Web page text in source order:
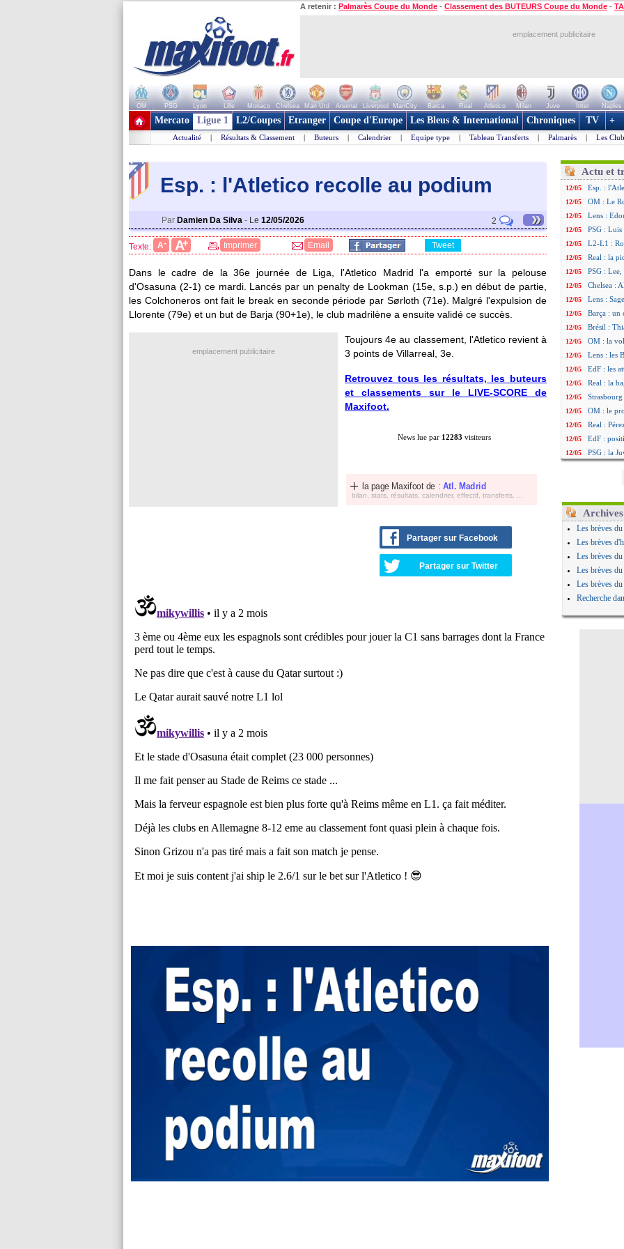
A retenir : Palmarès Coupe du Monde - Classement des BUTEURS Coupe du Monde -
emplacement publicitaire
OM PSG Lyon Lille Monaco Chelsea Man Utd Arsenal Liverpool ManCity Barca Real Atletico Milan Juve Inter Naples
+ de clubs
Mercato Ligue 1 L2/Coupes Etranger Coupe d'Europe Les Bleus & International Chroniques TV +
Actualité | Résultats & Classement | Buteurs | Calendrier | Equipe type | Tableau Transferts | Palmarès | Les
Esp. : l'Atletico recolle au podium
Par Damien Da Silva - Le 12/05/2026 2 »
Texte: A- A+ Imprimer Email Tweet
Dans le cadre de la 36e journée de Liga, l'Atletico Madrid l'a emporté sur la pelouse
d'Osasuna (2-1) ce mardi. Lancés par un penalty de Lookman (15e, s.p.) en début de partie,
les Colchoneros ont fait le break en seconde période par Sørloth (71e). Malgré l'expulsion de
Llorente (79e) et un but de Barja (90+1e), le club madrilène a ensuite validé ce succès.
emplacement publicitaire
Toujours 4e au classement, l'Atletico revient à
3 points de Villarreal, 3e.
Retrouvez tous les résultats, les buteurs
et classements sur le LIVE-SCORE de
Maxifoot.
News lue par 12283 visiteurs
la page Maxifoot de : Atl. Madrid
bilan, stats, résultats, calendrier, effectif, transferts, ...
Partager sur Facebook
Partager sur Twitter
Actu et
12/05 Esp. :
12/05 OM : Le
12/05 Lens :
12/05 PSG :
12/05 L2-L1 :
12/05 Real : la
12/05 PSG :
12/05 Chelsea :
12/05 Lens :
12/05 Barça : un
12/05 Brésil :
12/05 OM : la
12/05 Lens : les
12/05 EdF : les
12/05 Real : la
12/05
12/05 OM : le
12/05 Real :
12/05 EdF :
12/05 PSG : la
PSG :
12/05 Brest : les
12/05 Italie :
Arsenal :
12/05 Nantes : le
PSG :
Les brèves
Les brèves
Les brèves
Les brèves
Les brèves
Recherche